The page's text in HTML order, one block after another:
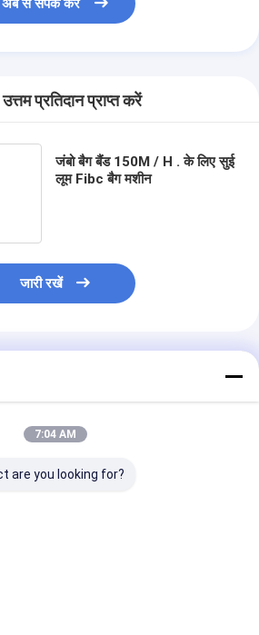
अब से संपर्क करें
प्रतिदान प्राप्त करें
जंबो बैग बैंड 150M / H . के लिए सुई
लूम Fibc बैग मशीन
जारी रखें
7:04 AM
are you looking for?